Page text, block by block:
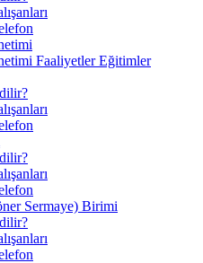
Faaliyetler Eğitimler
Sermaye) Birimi